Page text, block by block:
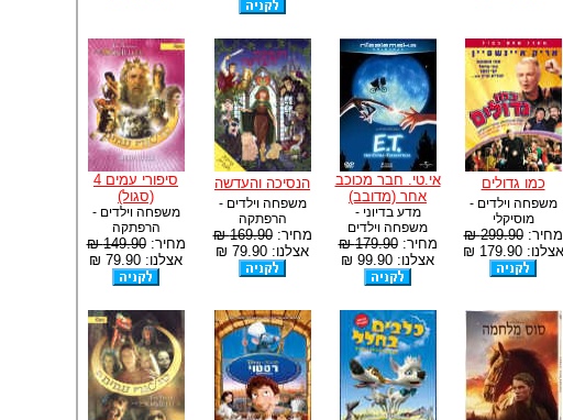
כמו גדולים
משפחה וילדים -
מוסיקלי
מחיר:299.90 ₪
אצלנו: 179.90 ₪
אי.טי. חבר מכוכב
אחר (מדובב)
מדע בדיוני -
משפחה וילדים
מחיר:179.90 ₪
אצלנו: 99.90 ₪
הנסיכה והעדשה
משפחה וילדים -
הרפתקה
מחיר:169.90 ₪
אצלנו: 79.90 ₪
סיפורי עמים 4
(סגול)
משפחה וילדים -
הרפתקה
מחיר:149.90 ₪
אצלנו: 79.90 ₪